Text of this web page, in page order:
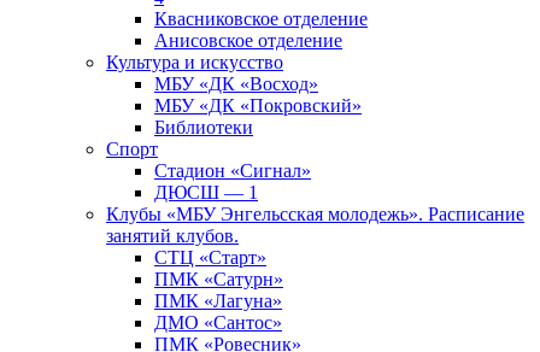
Квасниковское отделение
Анисовское отделение
Культура и искусство
МБУ «ДК «Восход»
МБУ «ДК «Покровский»
Библиотеки
Спорт
Стадион «Сигнал»
ДЮСШ — 1
Клубы «МБУ Энгельсская молодежь». Расписание
занятий клубов.
СТЦ «Старт»
ПМК «Сатурн»
ПМК «Лагуна»
ДМО «Сантос»
ПМК «Ровесник»